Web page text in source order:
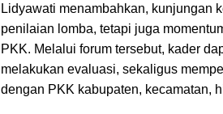
Lidyawati menambahkan, kunjungan
penilaian lomba, tetapi juga
PKK. Melalui forum tersebut, kader
melakukan evaluasi, sekaligus
dengan PKK kabupaten, kecamatan,